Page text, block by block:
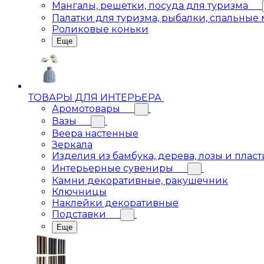
Мангалы, решетки, посуда для туризма
Палатки для туризма, рыбалки,
Роликовые коньки
Еще
ТОВАРЫ ДЛЯ ИНТЕРЬЕРА
Аромотовары
Вазы
Веера настенные
Зеркала
Изделия из бамбука, дерева, лозы и
Интерьерные сувениры
Камни декоративные, ракушечник
Ключницы
Наклейки декоративные
Подставки
Еще